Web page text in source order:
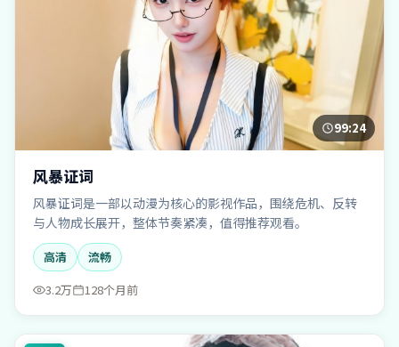
99:24
风暴证词
风暴证词是一部以动漫为核心的影视作品，围绕危机、反转
与人物成长展开，整体节奏紧凑，值得推荐观看。
高清
流畅
3.2万
128个月前